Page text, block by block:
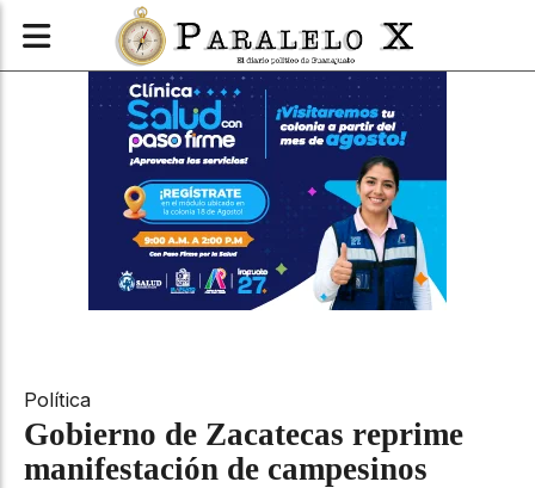
Gobierno de Zacatecas reprime
manifestación de campesinos
Política